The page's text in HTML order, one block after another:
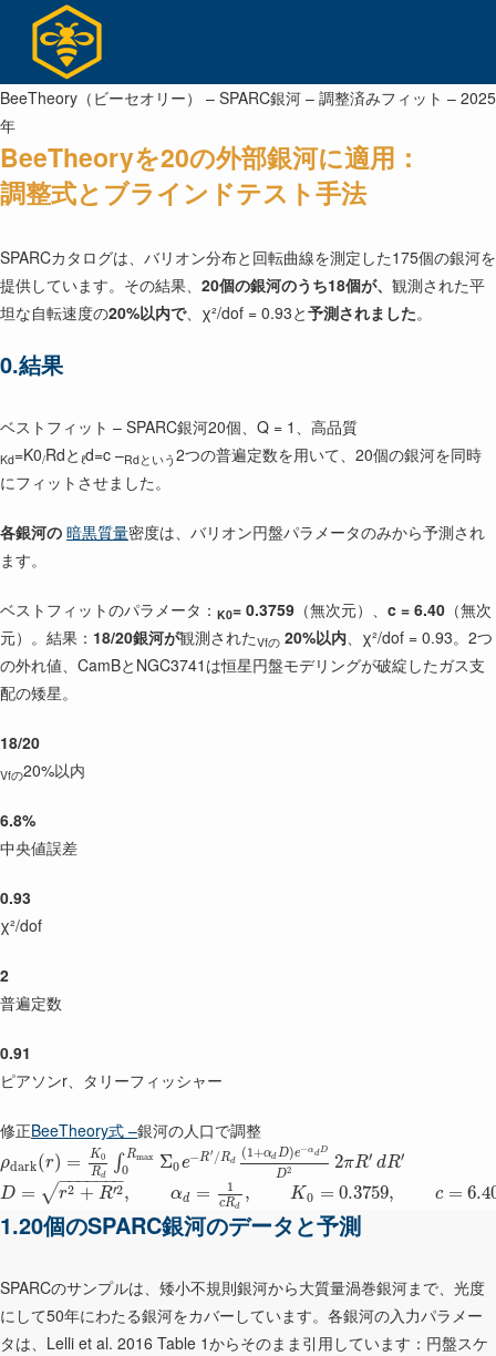
ン
ツ
へ
ス
キ
プ
BeeTheory（ビーセオリー） – SPARC銀河 – 調整済みフィット – 2025
年
BeeTheoryを20の外部銀河に適用：
調整式とブラインドテスト手法
SPARCカタログは、バリオン分布と回転曲線を測定した175個の銀河を
提供しています。その結果、 20個の銀河のうち18個が、 観測された平
坦な自転速度の20%以内で、χ²/dof = 0.93と予測されました。
0.結果
ベストフィット – SPARC銀河20個、Q = 1、高品質
Kd=K0/Rdと ℓd=c –Rdという 2つの普遍定数を用いて、20個の銀河を同時
にフィットさせました。
各銀河の 暗黒質量密度は、バリオン円盤パラメータのみから予測され
ます。
ベストフィットのパラメータ： K0= 0.3759 （無次元）、 c = 6.40 （無次
元）。結果： 18/20銀河が観測されたVfの 20%以内、χ²/dof = 0.93。2つ
の外れ値、CamBとNGC3741は恒星円盤モデリングが破綻したガス支
配の矮星。
18/20
Vfの20%以内
6.8%
中央値誤差
0.93
χ²/dof
2
普遍定数
0.91
ピアソンr、タリーフィッシャー
修正BeeTheory式 –銀河の人口で調整
ρdark(r) = K0
Rd
∫ Rmax
0 Σ0e−R′ /Rd
(1+αd D)e−αdD
D2 2πR′ dR′
D = r2 + R′2
− −
−−−−−
√ , αd = 1
cRd
, K0 = 0.3759, c =
1.20個のSPARC銀河のデータと予測
SPARCのサンプルは、矮小不規則銀河から大質量渦巻銀河まで、光度
にして50年にわたる銀河をカバーしています。各銀河の入力パラメー
タは、Lelli et al. 2016 Table 1からそのまま引用しています：円盤スケ